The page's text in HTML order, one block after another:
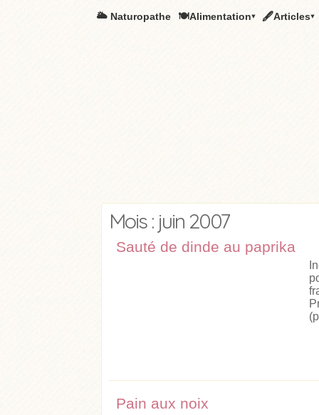
🌥️ Naturopathe 🍽Alimentation▾ 🖋Articles▾
Mois : juin 2007
Sauté de dinde au paprika
Pain aux noix